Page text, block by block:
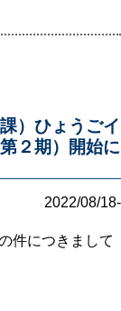
）ひょうごイ
２期）開始に
2022/08/18-
件につきまして